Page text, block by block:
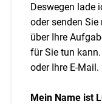
Deswegen lade
oder senden Sie
über Ihre
für Sie tun
oder Ihre E-Mail.
Mein Name ist